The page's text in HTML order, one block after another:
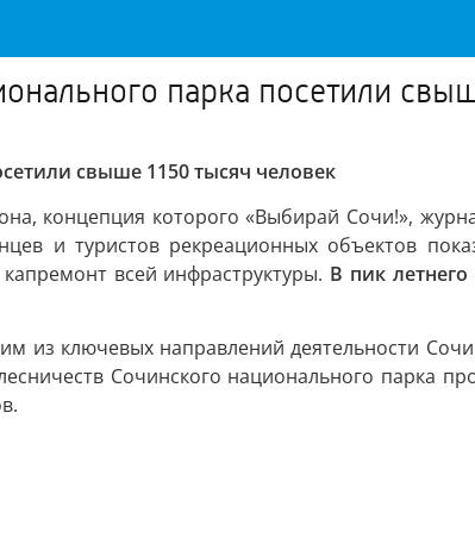
парка посетили
свыше 1150 тысяч человек
концепция которого «Выбирай Сочи!»,
и туристов рекреационных объектов
всей инфраструктуры. В пик
из ключевых направлений деятельности
Сочинского национального парка